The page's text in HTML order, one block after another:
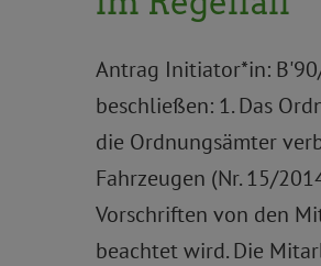
Antrag Initiator*in:
beschließen: 1. Das
die Ordnungsämter
Fahrzeugen (Nr. 15/
Vorschriften von den
beachtet wird. Die